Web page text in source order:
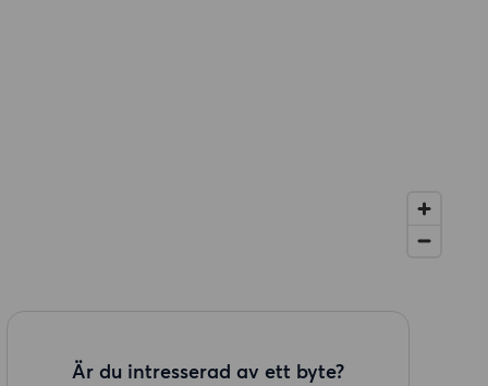
Är du intresserad av ett byte?